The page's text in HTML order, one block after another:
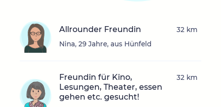
Allrounder Freundin
Nina, 29 Jahre, aus Hünfeld
32 km
Freundin für Kino,
Lesungen, Theater, essen
gehen etc. gesucht!
32 km